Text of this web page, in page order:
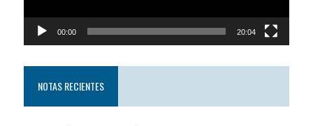
00:00 20:04
NOTAS RECIENTES